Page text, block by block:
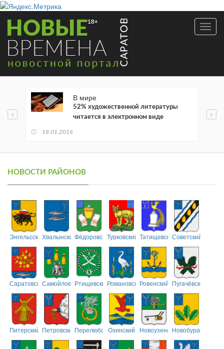
В мире
52% художественной литературы
читается в электронном виде
18.01.2016
НОВОСТИ РАЙОНОВ
ЭнгельсскийХвалынскийФёдоровскийТурковский ТатищевскийСоветский
СаратовскийСамойловскийРтищевскийРомановскийРовенский Пугачёвский
Питерский ПетровскийПерелюбскийОзинский НовоузенскийНовобурасский